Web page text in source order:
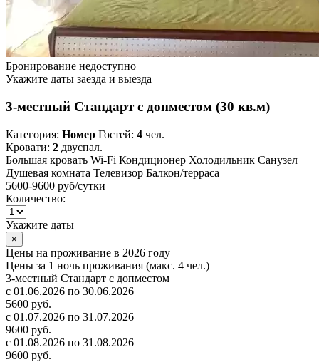
Бронирование недоступно
Укажите даты заезда и выезда
3-местный Стандарт с допместом (30 кв.м)
Категория: Номер Гостей: 4 чел.
Кровати: 2 двуспал.
Большая кровать Wi-Fi Кондиционер Холодильник Санузел
Душевая комната Телевизор Балкон/терраса
5600-9600 руб/сутки
Количество:
Укажите даты
×
Цены на проживание в 2026 году
Цены за 1 ночь проживания (макс. 4 чел.)
3-местный Стандарт с допместом
с 01.06.2026 по 30.06.2026
5600 руб.
с 01.07.2026 по 31.07.2026
9600 руб.
с 01.08.2026 по 31.08.2026
9600 руб.